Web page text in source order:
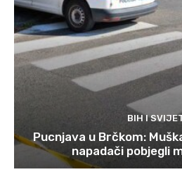
BIH I
Pucnjava u Brčkom:
napadači pobjegli